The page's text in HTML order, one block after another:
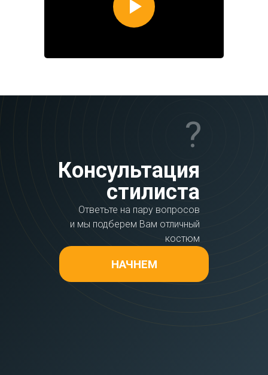
?
Консультация
стилиста
Ответьте на пару вопросов
и мы подберем Вам отличный
костюм
НАЧНЕМ